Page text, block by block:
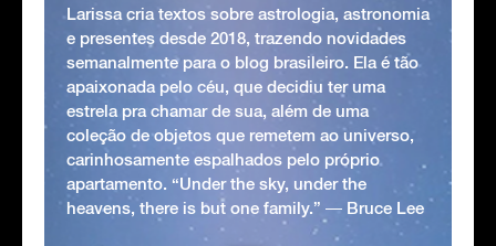
Larissa cria textos sobre astrologia, astronomia
e presentes desde 2018, trazendo novidades
semanalmente para o blog brasileiro. Ela é tão
apaixonada pelo céu, que decidiu ter uma
estrela pra chamar de sua, além de uma
coleção de objetos que remetem ao universo,
carinhosamente espalhados pelo próprio
apartamento. “Under the sky, under the
heavens, there is but one family.” ― Bruce Lee